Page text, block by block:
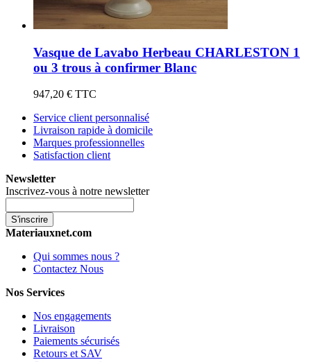
Vasque de Lavabo Herbeau CHARLESTON 1
ou 3 trous à confirmer Blanc
947,20 € TTC
Service client personnalisé
Livraison rapide à domicile
Marques professionnelles
Satisfaction client
Newsletter
Inscrivez-vous à notre newsletter
S'inscrire
Materiauxnet.com
Qui sommes nous ?
Contactez Nous
Nos Services
Nos engagements
Livraison
Paiements sécurisés
Retours et SAV